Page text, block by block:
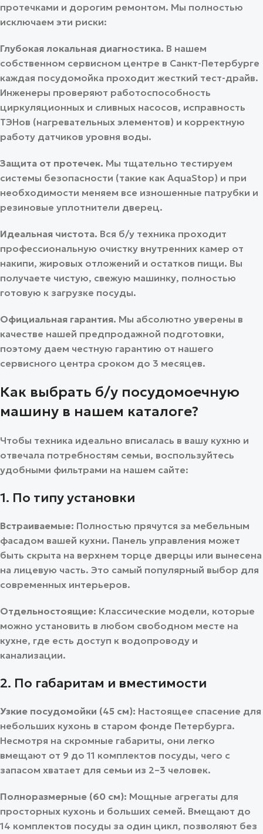
протечками и дорогим ремонтом. Мы полностью
исключаем эти риски:
Глубокая локальная диагностика. В нашем
собственном сервисном центре в Санкт-Петербурге
каждая посудомойка проходит жесткий тест-драйв.
Инженеры проверяют работоспособность
циркуляционных и сливных насосов, исправность
ТЭНов (нагревательных элементов) и корректную
работу датчиков уровня воды.
Защита от протечек. Мы тщательно тестируем
системы безопасности (такие как AquaStop) и при
необходимости меняем все изношенные патрубки и
резиновые уплотнители дверец.
Идеальная чистота. Вся б/у техника проходит
профессиональную очистку внутренних камер от
накипи, жировых отложений и остатков пищи. Вы
получаете чистую, свежую машинку, полностью
готовую к загрузке посуды.
Официальная гарантия. Мы абсолютно уверены в
качестве нашей предпродажной подготовки,
поэтому даем честную гарантию от нашего
сервисного центра сроком до 3 месяцев.
Как выбрать б/у посудомоечную
машину в нашем каталоге?
Чтобы техника идеально вписалась в вашу кухню и
отвечала потребностям семьи, воспользуйтесь
удобными фильтрами на нашем сайте:
1. По типу установки
Встраиваемые: Полностью прячутся за мебельным
фасадом вашей кухни. Панель управления может
быть скрыта на верхнем торце дверцы или вынесена
на лицевую часть. Это самый популярный выбор для
современных интерьеров.
Отдельностоящие: Классические модели, которые
можно установить в любом свободном месте на
кухне, где есть доступ к водопроводу и
канализации.
2. По габаритам и вместимости
Узкие посудомойки (45 см): Настоящее спасение для
небольших кухонь в старом фонде Петербурга.
Несмотря на скромные габариты, они легко
вмещают от 9 до 11 комплектов посуды, чего с
запасом хватает для семьи из 2–3 человек.
Полноразмерные (60 см): Мощные агрегаты для
просторных кухонь и больших семей. Вмещают до
14 комплектов посуды за один цикл, позволяют без